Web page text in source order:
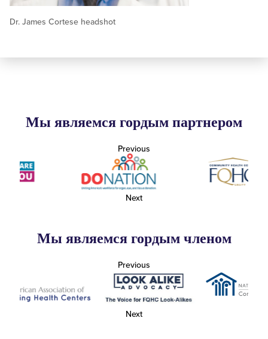
Dr. James Cortese headshot
Мы являемся гордым партнером
Previous
Next
Мы являемся гордым членом
Previous
Next